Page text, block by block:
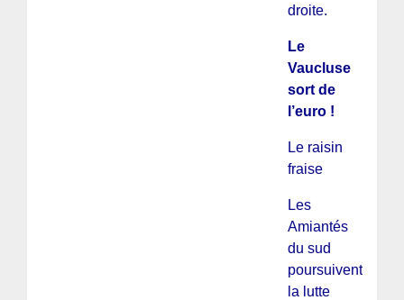
droite.
Le
Vaucluse
sort de
l’euro !
Le raisin
fraise
Les
Amiantés
du sud
poursuivent
la lutte